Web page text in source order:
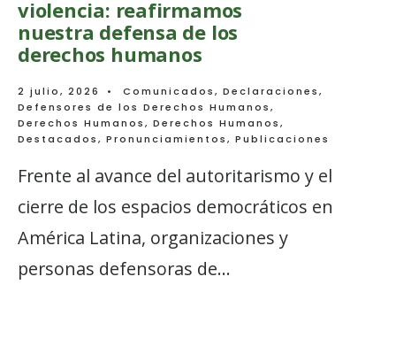
violencia: reafirmamos
nuestra defensa de los
derechos humanos
2 julio, 2026 • Comunicados, Declaraciones,
Defensores de los Derechos Humanos,
Derechos Humanos, Derechos Humanos,
Destacados, Pronunciamientos, Publicaciones
Frente al avance del autoritarismo y el
cierre de los espacios democráticos en
América Latina, organizaciones y
personas defensoras de...